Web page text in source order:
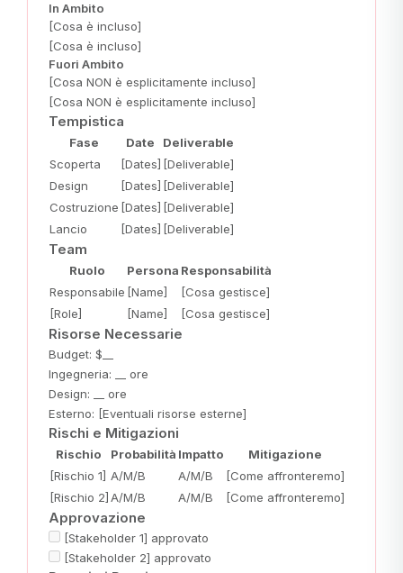
In Ambito
[Cosa è incluso]
[Cosa è incluso]
Fuori Ambito
[Cosa NON è esplicitamente incluso]
[Cosa NON è esplicitamente incluso]
Tempistica
Fase Date
Deliverable
Scoperta
[Dates] [Deliverable]
Design
[Dates] [Deliverable]
Costruzione [Dates] [Deliverable]
Lancio
[Dates] [Deliverable]
Team
Ruolo Persona Responsabilità
Responsabile [Name]
[Cosa gestisce]
[Role]
[Name] [Cosa gestisce]
Risorse Necessarie
Budget: $__
Ingegneria: __ ore
Design: __ ore
Esterno: [Eventuali risorse esterne]
Rischi e Mitigazioni
Rischio Probabilità Impatto
Mitigazione
[Rischio 1] A/M/B A/M/B
[Come affronteremo]
[Rischio 2] A/M/B A/M/B [Come affronteremo]
Approvazione
[Stakeholder 1] approvato
[Stakeholder 2] approvato